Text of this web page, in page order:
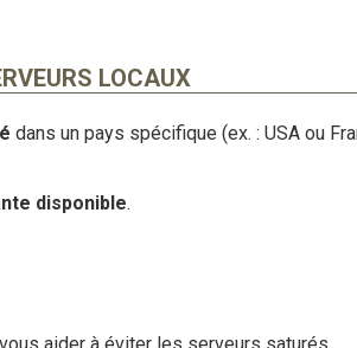
LOCAUX
dans un pays spécifique (ex. : USA ou
disponible.